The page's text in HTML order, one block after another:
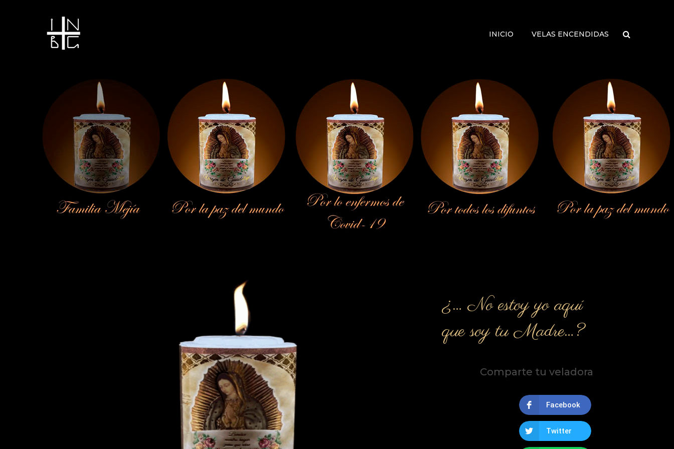
INICIO VELAS ENCENDIDAS
Vela encendida
¿… No estoy yo aquí
que soy tu Madre…?
Comparte tu veladora
Facebook
Twitter